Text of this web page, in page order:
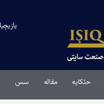
حئکایه مقاله‌ سس